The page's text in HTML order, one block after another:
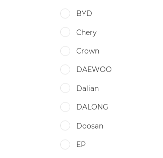
BYD
Chery
Crown
DAEWOO
Dalian
DALONG
Doosan
EP